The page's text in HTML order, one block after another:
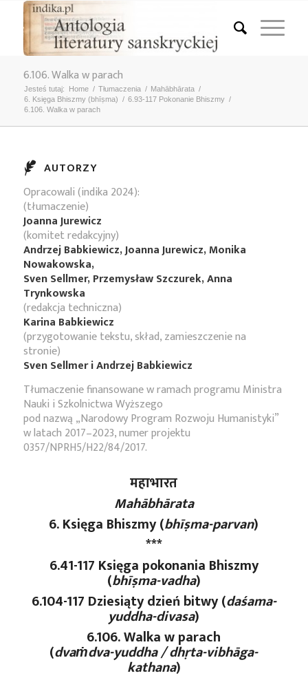
6.106. Walka w parach
Jesteś tutaj: Home / Tłumaczenia / Mahābhārata /
6. Księga Bhiszmy (bhīṣma) / 6.93-117 Pokonanie Bhiszmy /
6.106. Walka w parach
AUTORZY
Opracowali (indika 2024):
(tłumaczenie)
Joanna Jurewicz
(komitet redakcyjny)
Andrzej Babkiewicz, Joanna Jurewicz, Monika
Nowakowska,
Sven Sellmer, Przemysław Szczurek, Anna
Trynkowska
(redakcja techniczna)
Karina Babkiewicz
(przygotowanie tekstu, skład, zamieszczenie na
stronie)
Sven Sellmer i Andrzej Babkiewicz
Tłumaczenie finansowane w ramach programu Ministra
Nauki i Szkolnictwa Wyższego
pod nazwą „Narodowy Program Rozwoju Humanistyki”
w latach 2017–2023, numer projektu
0357/NPRH5/H22/84/2017.
महाभारत
Mahābhārata
6. Księga Bhiszmy (bhīṣma-parvan)
***
6.41-117 Księga pokonania Bhiszmy
(bhīṣma-vadha)
6.104-117 Dziesiąty dzień bitwy (daśama-
yuddha-divasa)
6.106. Walka w parach
(dvaṁdva-yuddha / dhṛta-vibhāga-
kathana)